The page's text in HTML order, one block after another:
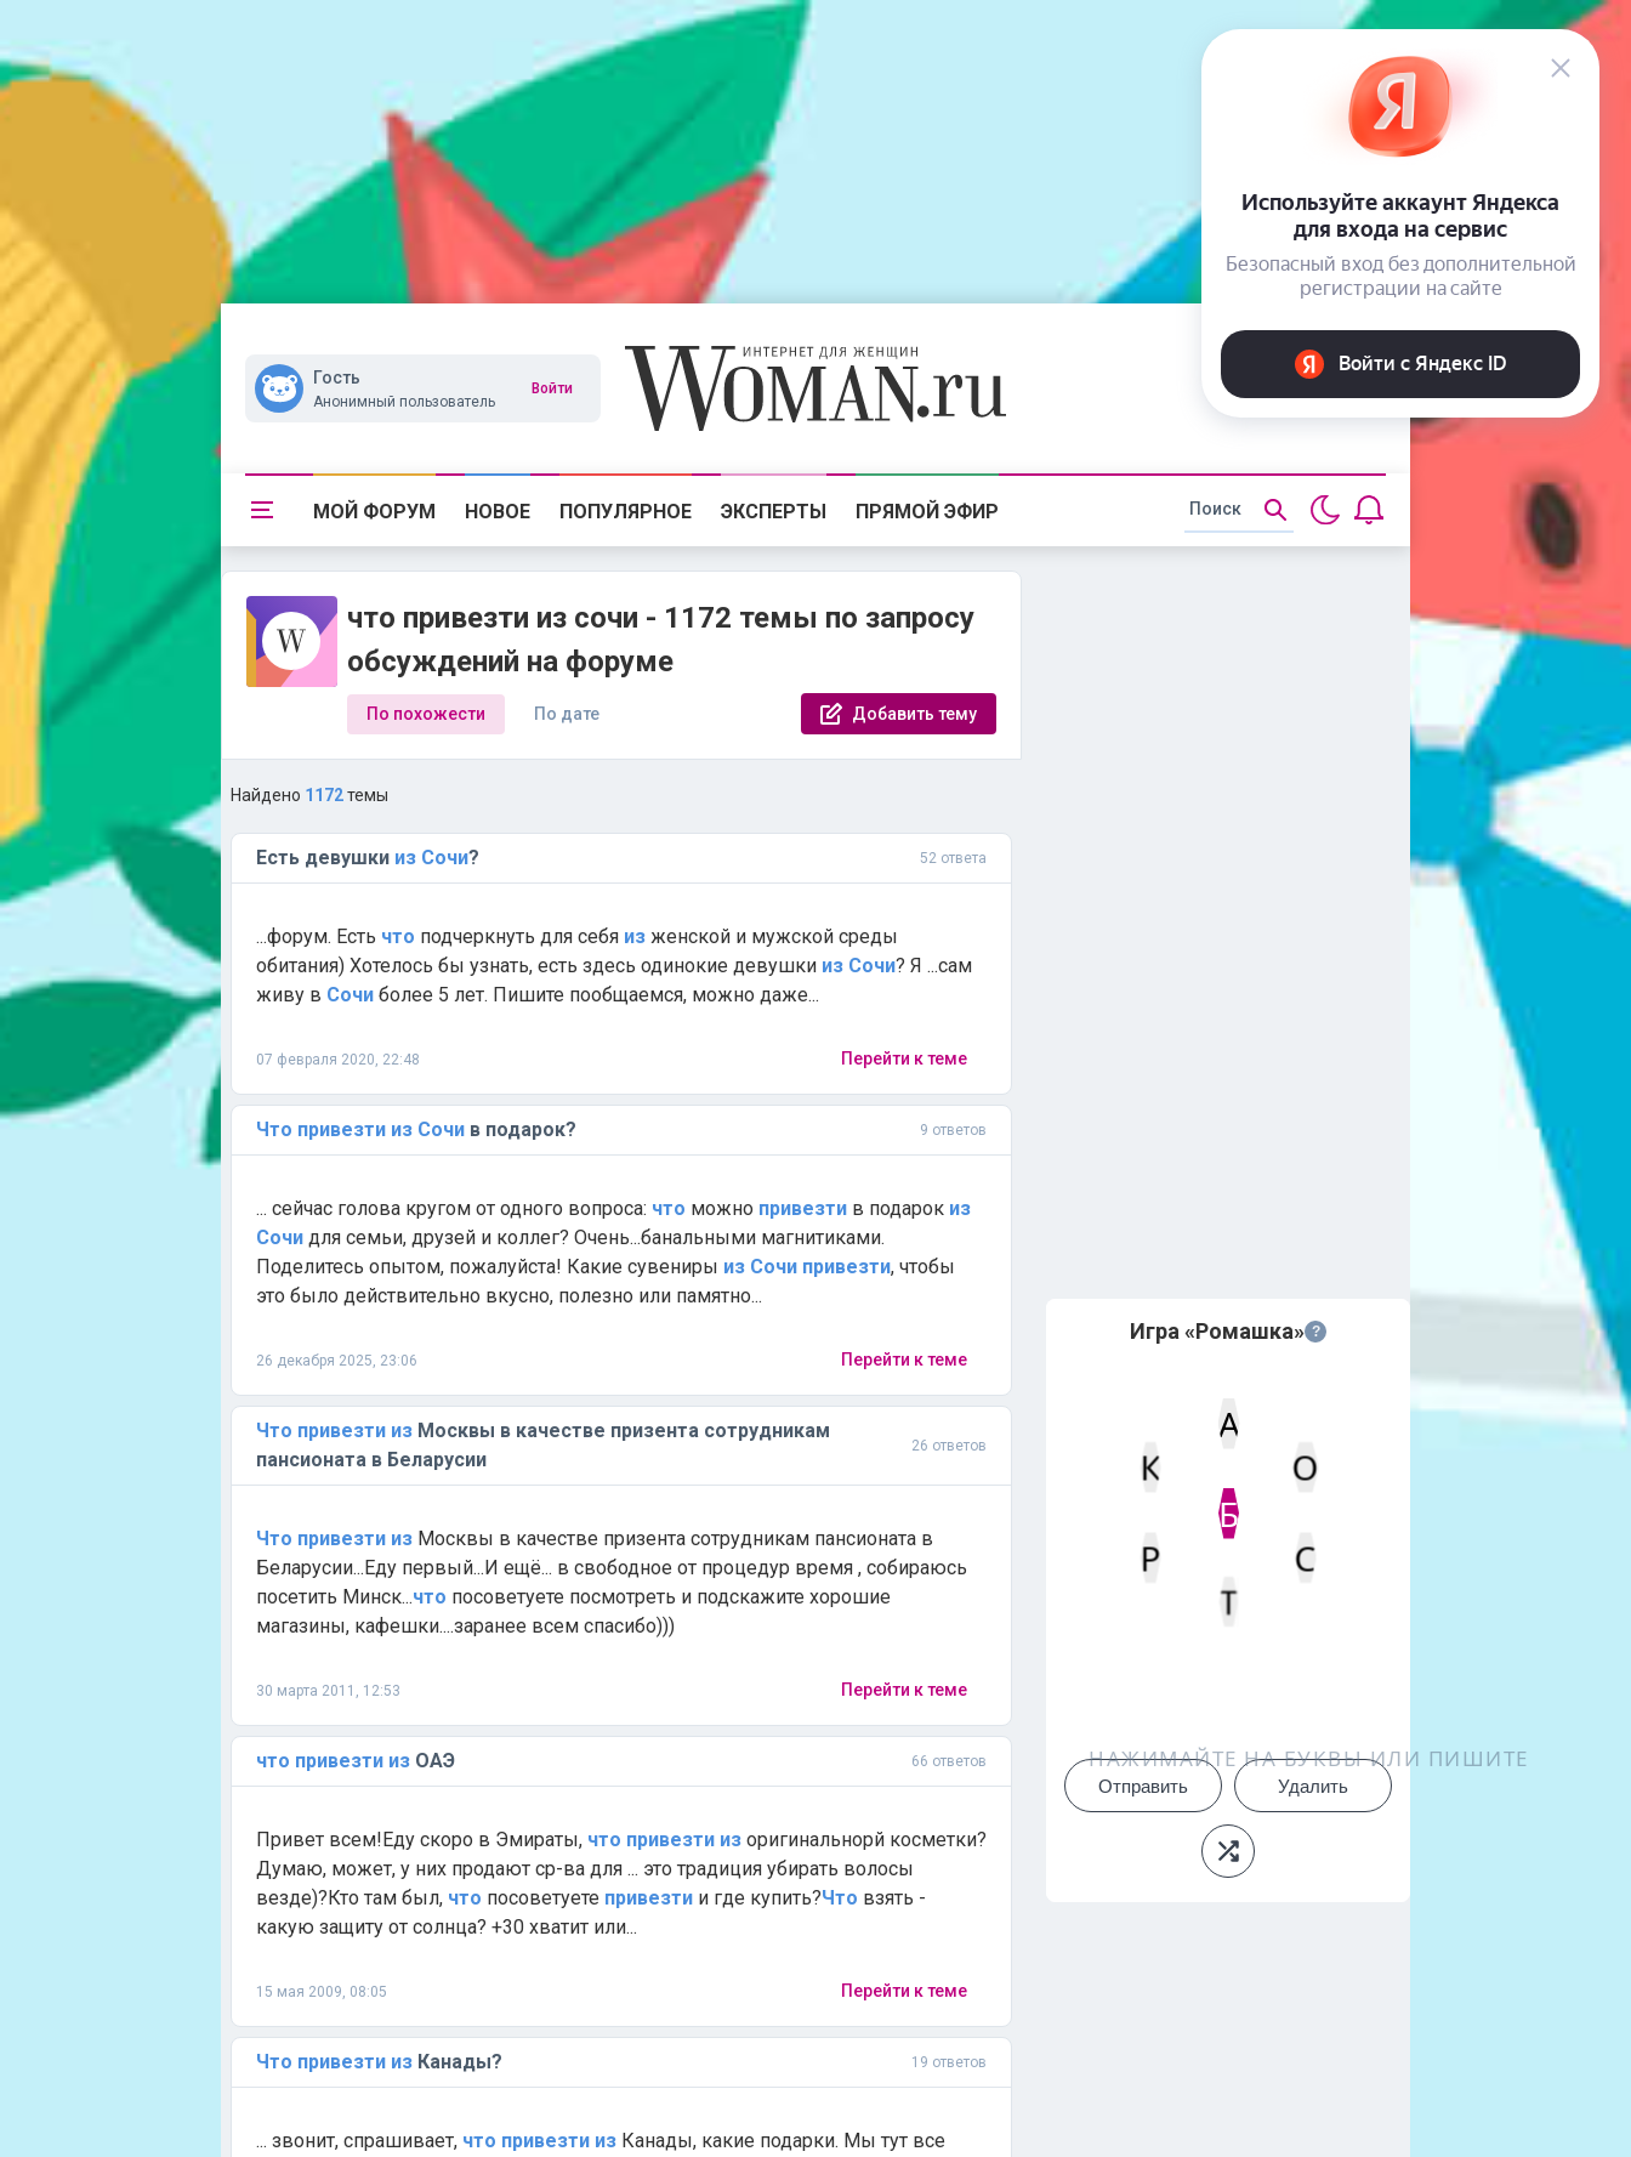
Гость
Анонимный пользователь
Войти
МОЙ ФОРУМ НОВОЕ ПОПУЛЯРНОЕ ЭКСПЕРТЫ ПРЯМОЙ ЭФИР
что привезти из сочи - 1172 темы по запросу
обсуждений на форуме
По похожести По дате Добавить тему
Найдено 1172темы
Есть девушки из Сочи? 52 ответа
...форум. Есть что подчеркнуть для себя из женской и мужской среды
обитания) Хотелось бы узнать, есть здесь одинокие девушки из Сочи? Я ...сам
живу в Сочи более 5 лет. Пишите пообщаемся, можно даже...
07 февраля 2020, 22:48 Перейти к теме
Что привезти из Сочи в подарок? 9 ответов
... сейчас голова кругом от одного вопроса: что можно привезти в подарок из
Сочи для семьи, друзей и коллег? Очень...банальными магнитиками.
Поделитесь опытом, пожалуйста! Какие сувениры из Сочи привезти, чтобы
это было действительно вкусно, полезно или памятно...
26 декабря 2025, 23:06 Перейти к теме
Что привезти из Москвы в качестве призента сотрудникам
пансионата в Беларусии
26 ответов
Что привезти из Москвы в качестве призента сотрудникам пансионата в
Беларусии...Еду первый...И ещё... в свободное от процедур время , собираюсь
посетить Минск...что посоветуете посмотреть и подскажите хорошие
магазины, кафешки....заранее всем спасибо)))
30 марта 2011, 12:53 Перейти к теме
что привезти из ОАЭ 66 ответов
Привет всем!Еду скоро в Эмираты, что привезти из оригинальнорй косметки?
Думаю, может, у них продают ср-ва для ... это традиция убирать волосы
везде)?Кто там был, что посоветуете привезти и где купить?Что взять -
какую защиту от солнца? +30 хватит или...
15 мая 2009, 08:05 Перейти к теме
Что привезти из Канады? 19 ответов
... звонит, спрашивает, что привезти из Канады, какие подарки. Мы тут все
Игра «Ромашка» ?
Мин. кол-во очков
Б
А
К
О
Р
С
Т
НАЖИМАЙТЕ НА БУКВЫ ИЛИ ПИШИТЕ
Отправить Удалить